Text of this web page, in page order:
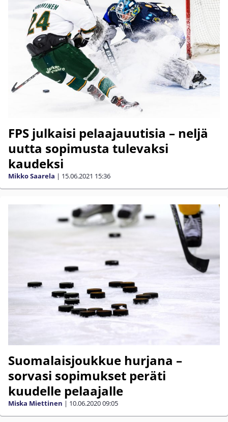
FPS julkaisi pelaajauutisia – neljä
uutta sopimusta tulevaksi
kaudeksi
Mikko Saarela | 15.06.2021 15:36
Suomalaisjoukkue hurjana –
sorvasi sopimukset peräti
kuudelle pelaajalle
Miska Miettinen | 10.06.202009:05